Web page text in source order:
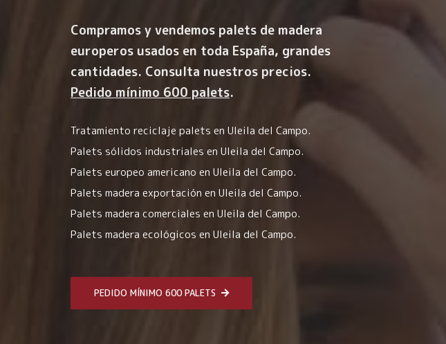
Compramos y vendemos palets de madera
europeros usados en toda España, grandes
cantidades. Consulta nuestros precios.
Pedido mínimo 600 palets.
Tratamiento reciclaje palets en Uleila del Campo.
Palets sólidos industriales en Uleila del Campo.
Palets europeo americano en Uleila del Campo.
Palets madera exportación en Uleila del Campo.
Palets madera comerciales en Uleila del Campo.
Palets madera ecológicos en Uleila del Campo.
PEDIDO MÍNIMO 600 PALETS